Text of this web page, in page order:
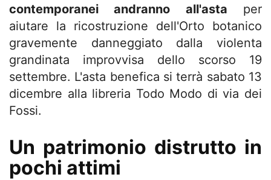
contemporanei andranno all'asta per
aiutare la ricostruzione dell'Orto botanico
gravemente danneggiato dalla violenta
grandinata improvvisa dello scorso 19
settembre. L'asta benefica si terrà sabato 13
dicembre alla libreria Todo Modo di via dei
Fossi.
Un patrimonio distrutto in
pochi attimi